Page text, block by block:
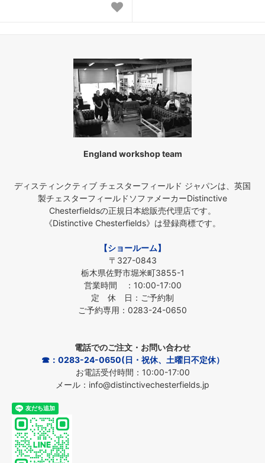
England workshop team
ディスティンクティブ チェスターフィールド ジャパンは、英国
製チェスターフィールドソファメーカーDistinctive
Chesterfieldsの正規日本総販売代理店です。
《Distinctive Chesterfields》は登録商標です。
【ショールーム】
〒327-0843
栃木県佐野市堀米町3855-1
営業時間 ：10:00-17:00
定 休 日：ご予約制
ご予約専用：0283-24-0650
電話でのご注文・お問い合わせ
☎：0283-24-0650(日・祝休、土曜日不定休）
お電話受付時間：10:00-17:00
メール：info@distinctivechesterfields.jp